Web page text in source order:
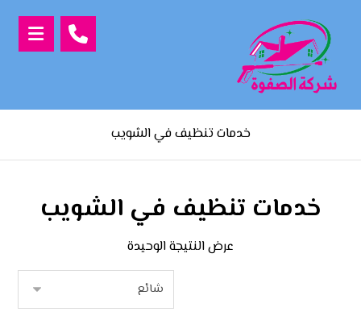
خدمات تنظيف في الشويب
خدمات تنظيف في الشويب
عرض النتيجة الوحيدة